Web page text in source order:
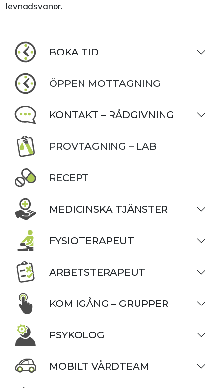
levnadsvanor.
BOKA TID
ÖPPEN MOTTAGNING
KONTAKT – RÅDGIVNING
PROVTAGNING – LAB
RECEPT
MEDICINSKA TJÄNSTER
FYSIOTERAPEUT
ARBETSTERAPEUT
KOM IGÅNG – GRUPPER
PSYKOLOG
MOBILT VÅRDTEAM